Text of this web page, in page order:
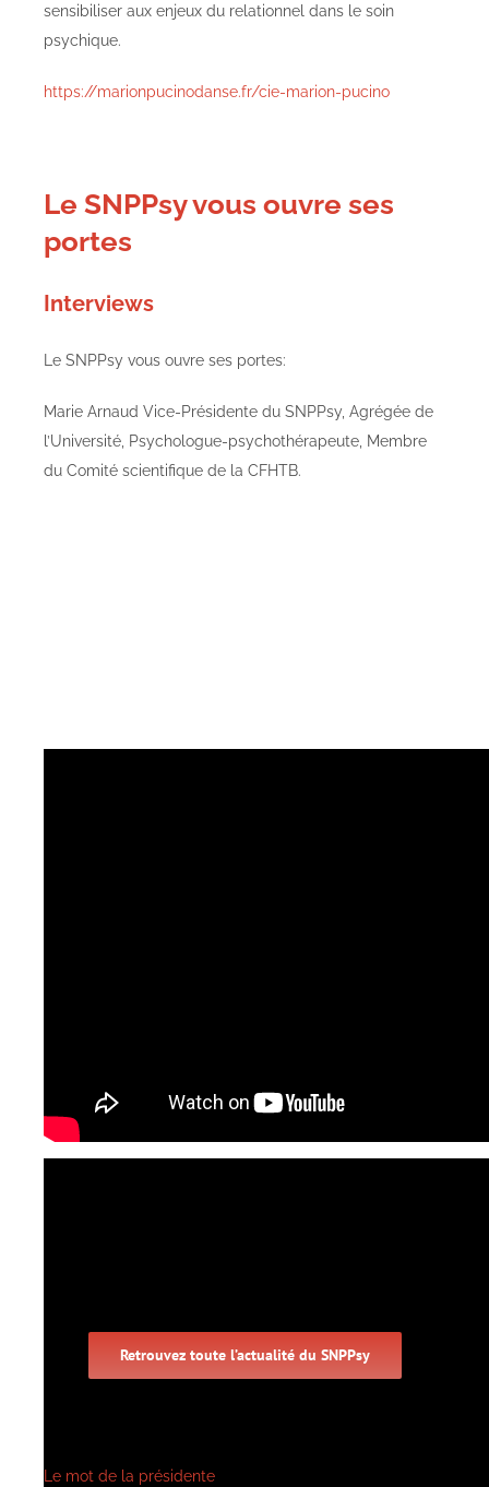
sensibiliser aux enjeux du relationnel dans le soin
psychique.
https://marionpucinodanse.fr/cie-marion-pucino
Le SNPPsy vous ouvre ses
portes
Interviews
Le SNPPsy vous ouvre ses portes:
Marie Arnaud Vice-Présidente du SNPPsy, Agrégée de
l’Université, Psychologue-psychothérapeute, Membre
du Comité scientifique de la CFHTB.
Retrouvez toute l’actualité du SNPPsy
Le mot de la présidente